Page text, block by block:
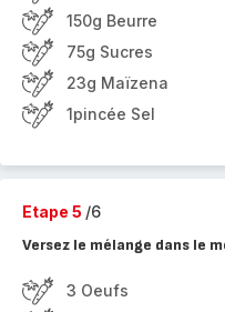
150g Beurre
75g Sucres
23g Maïzena
1pincée Sel
Etape 5 /6
Versez le mélange dans le
3 Oeufs